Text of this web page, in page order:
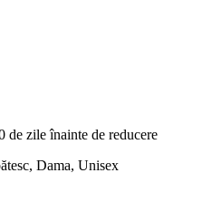
de zile înainte de reducere
Dama, Unisex